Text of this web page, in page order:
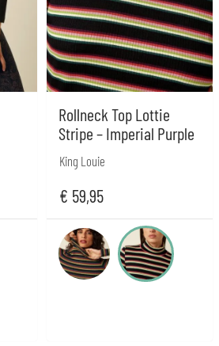
Rollneck Top Lottie
Stripe – Imperial Purple
King Louie
€ 59,95